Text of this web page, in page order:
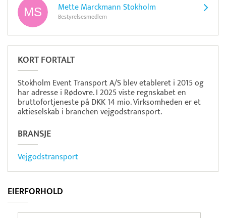
Mette Marckmann Stokholm
Bestyrelsesmedlem
KORT FORTALT
Stokholm Event Transport A/S blev etableret i 2015 og
har adresse i Rødovre. I 2025 viste regnskabet en
bruttofortjeneste på DKK 14 mio. Virksomheden er et
aktieselskab i branchen vejgodstransport.
BRANSJE
Vejgodstransport
EIERFORHOLD